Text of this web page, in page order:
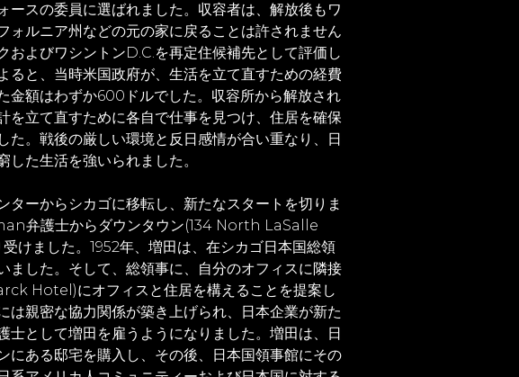
ースの委員に選ばれました。収容者は、解放後もワ
ォルニア州などの元の家に戻ることは許されません
およびワシントンD.C.を再定住候補先として評価し
ると、当時米国政府が、生活を立て直すための経費
金額はわずか600ドルでした。収容所から解放され
を立て直すために各自で仕事を見つけ、住居を確保
た。戦後の厳しい環境と反日感情が合い重なり、日
た生活を強いられました。
ターからシカゴに移転し、新たなスタートを切りま
弁護士からダウンタウン(134 North LaSalle
けました。1952年、増田は、在シカゴ日本国総領
ました。そして、総領事に、自分のオフィスに隣接
Hotel)にオフィスと住居を構えることを提案し
は親密な協力関係が築き上げられ、日本企業が新た
士として増田を雇うようになりました。増田は、日
にある邸宅を購入し、その後、日本国領事館にその